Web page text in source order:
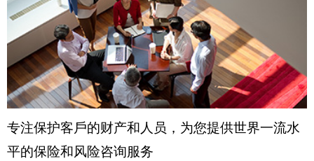
专注保护客戶的财产和人员，为您提供世界一流水
平的保险和风险咨询服务